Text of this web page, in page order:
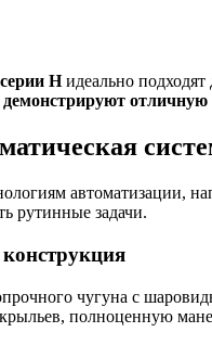
Hидеально
демонстрируют отличную
автоматизации,
рутинные задачи.
чугуна с
полноценную